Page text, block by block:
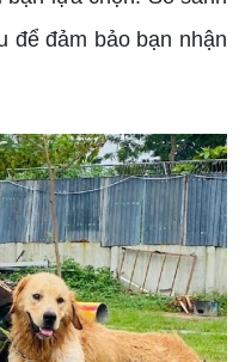
để đảm bảo bạn nhận